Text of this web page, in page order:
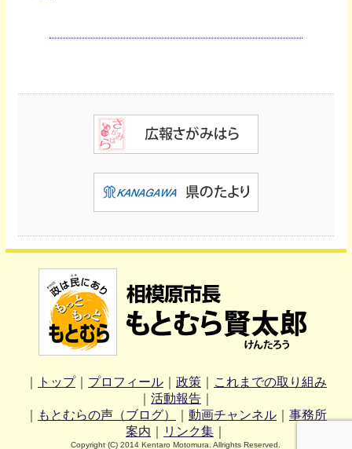
トップ｜ プロフィール｜ 政策｜
これまでの取り組み
活動報告｜
もとむらの声（ブログ） 動画チャンネル｜ 事務所
案内
リンク集｜
Copyright (C) 2014 Kentaro Motomura. Allrights Reserved.